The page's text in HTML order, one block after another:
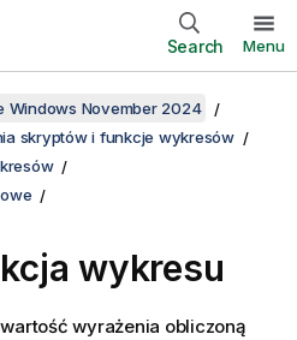
Search Menu
Windows November 2024
skryptów i funkcje wykresów
wykresu
wyrażenia obliczoną